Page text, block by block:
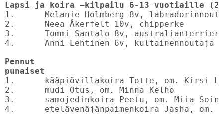
Lapsi ja koira –kilpailu 6-13 vuotiaille
1.	Melanie Holmberg 8v, labradorinnoutaja
2.	Neea Åkerfelt 10v, chipperke
3.	Tommi Santalo 8v, australianterrieri
4.	Anni Lehtinen 6v, kultainennoutaja
Pennut
punaiset
1.	kääpiövillakoira Totte, om. Kirsi Lindström	BIS1
2.	mudi Otus, om. Minna Kelho
3.	samojedinkoira Peetu, om. Miia Soininen
4.	etelävenäjänpaimenkoira Jasha, om. Kirsi Album